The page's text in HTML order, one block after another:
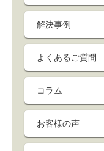
解決事例
よくあるご質問
コラム
お客様の声